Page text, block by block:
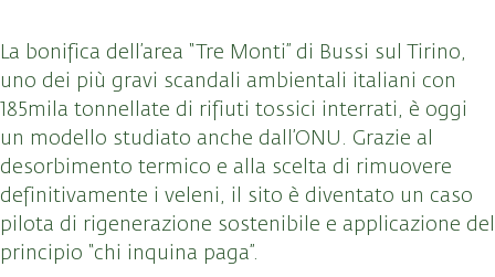
La bonifica dell’area “Tre Monti” di Bussi sul Tirino,
uno dei più gravi scandali ambientali italiani con
185mila tonnellate di rifiuti tossici interrati, è oggi
un modello studiato anche dall’ONU. Grazie al
desorbimento termico e alla scelta di rimuovere
definitivamente i veleni, il sito è diventato un caso
pilota di rigenerazione sostenibile e applicazione del
principio “chi inquina paga”.